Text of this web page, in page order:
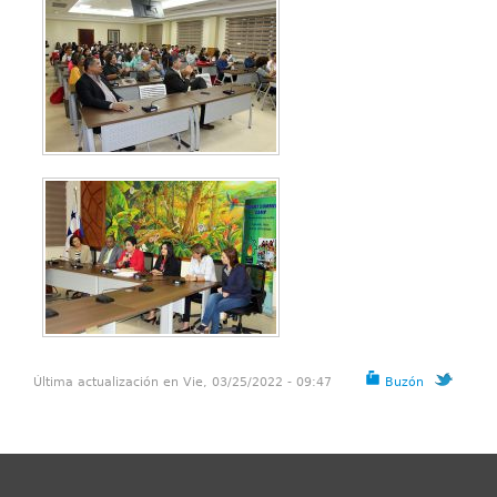
Buzón
Última actualización en Vie, 03/25/2022 - 09:47